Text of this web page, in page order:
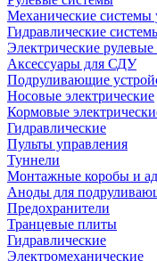
Механические системы
Гидравлические
Электрические
Аксессуары для СДУ
Подруливающие
Носовые электрические
Кормовые
Гидравлические
Пульты управления
Туннели
Монтажные коробы и
Аноды для
Предохранители
Транцевые плиты
Гидравлические
Электромеханические